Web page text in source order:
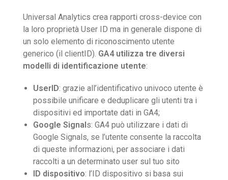
Universal Analytics crea rapporti cross-device con
la loro proprietà User ID ma in generale dispone di
un solo elemento di riconoscimento utente
generico (il clientID). GA4 utilizza tre diversi
modelli di identificazione utente:
UserID: grazie all’identificativo univoco utente è
possibile unificare e deduplicare gli utenti tra i
dispositivi ed importate dati in GA4;
Google Signals: GA4 può utilizzare i dati di
Google Signals, se l’utente consente la raccolta
di queste informazioni, per associare i dati
raccolti a un determinato user sul tuo sito
ID dispositivo: l’ID dispositivo si basa sui